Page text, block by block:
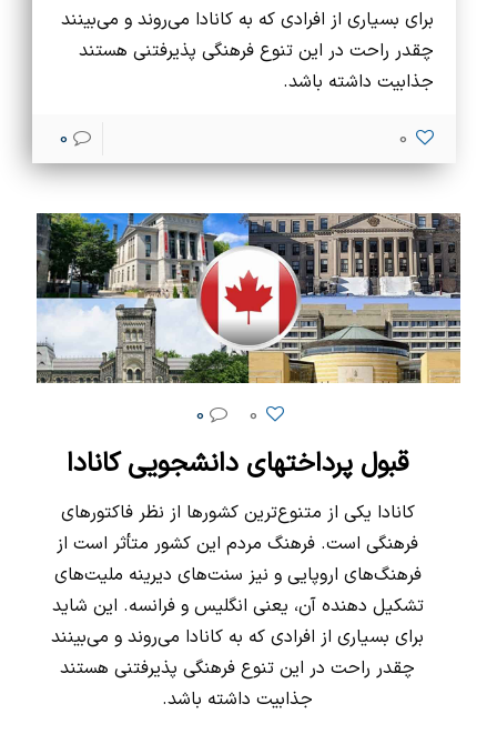
برای بسیاری از افرادی که به کانادا می‌روند و می‌بینند
چقدر راحت در این تنوع فرهنگی پذیرفتنی هستند
جذابیت داشته باشد.
0
0
0
0
قبول پرداختهای دانشجویی کانادا
کانادا یکی از متنوع‌ترین کشورها از نظر فاکتورهای
فرهنگی است. فرهنگ مردم این کشور متأثر است از
فرهنگ‌های اروپایی و نیز سنت‌های دیرینه ملیت‌های
تشکیل دهنده آن، یعنی انگلیس و فرانسه. این شاید
برای بسیاری از افرادی که به کانادا می‌روند و می‌بینند
چقدر راحت در این تنوع فرهنگی پذیرفتنی هستند
جذابیت داشته باشد.